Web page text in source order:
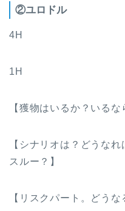
②ユロドル
4H
1H
【獲物はいるか？いるな
【シナリオは？どうな
スルー？】
【リスクパート。どうな